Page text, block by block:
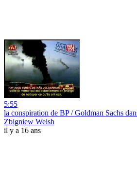
5:55
la conspiration de BP / Goldman Sachs
Zbigniew Welsh
il y a 16 ans